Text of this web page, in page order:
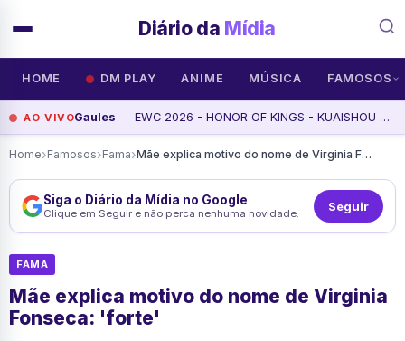
Diário da Mídia
HOME DM PLAY ANIME MÚSICA FAMOSOS
AO VIVOGaules — EWC 2026 - HONOR OF KINGS - KUAISHOU GAMING VS VIRTUS PRO - DIA 8 - Siga @Gaules nas redes sociais!, assista agora
Home›Famosos›Fama› Mãe explica motivo do nome de Virginia Fonseca: 'forte'
Siga o Diário da Mídia no Google
Clique em Seguir e não perca nenhuma novidade. Seguir
FAMA
Mãe explica motivo do nome de Virginia
Fonseca: 'forte'